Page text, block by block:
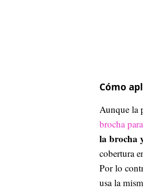
Cómo
Aunque la
brocha
la brocha
cobertura
Por lo
usa la